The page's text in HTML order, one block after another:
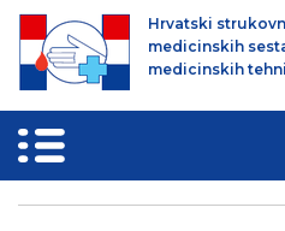
Hrvatski
medicinskih
medicinskih